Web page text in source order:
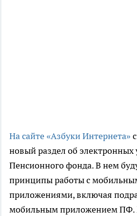
На сайте «Азбуки Интернета»
новый раздел об электронных
Пенсионного фонда. В нем
принципы работы с
приложениями, включая
мобильным приложением ПФ.